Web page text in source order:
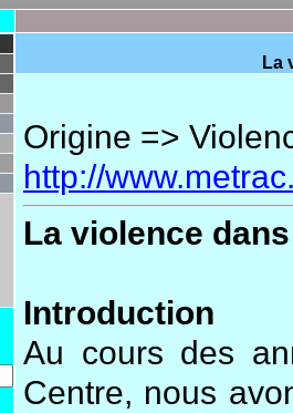
La
Origine =>
http://
La violence
Introduction
Au cours des
Centre, nous